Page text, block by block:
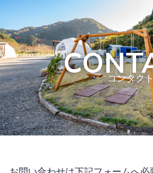
コンタク